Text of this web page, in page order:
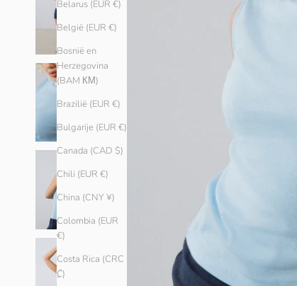
Belarus (EUR €)
België (EUR €)
Bosnië en
Herzegovina
(BAM КМ)
Brazilië (EUR €)
Bulgarije (EUR €)
Canada (CAD $)
Chili (EUR €)
China (CNY ¥)
Colombia (EUR
€)
Costa Rica (CRC
₡)